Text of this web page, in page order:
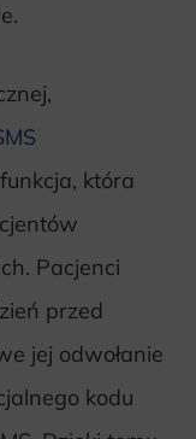
która
Pacjenci
przed
jej odwołanie
kodu